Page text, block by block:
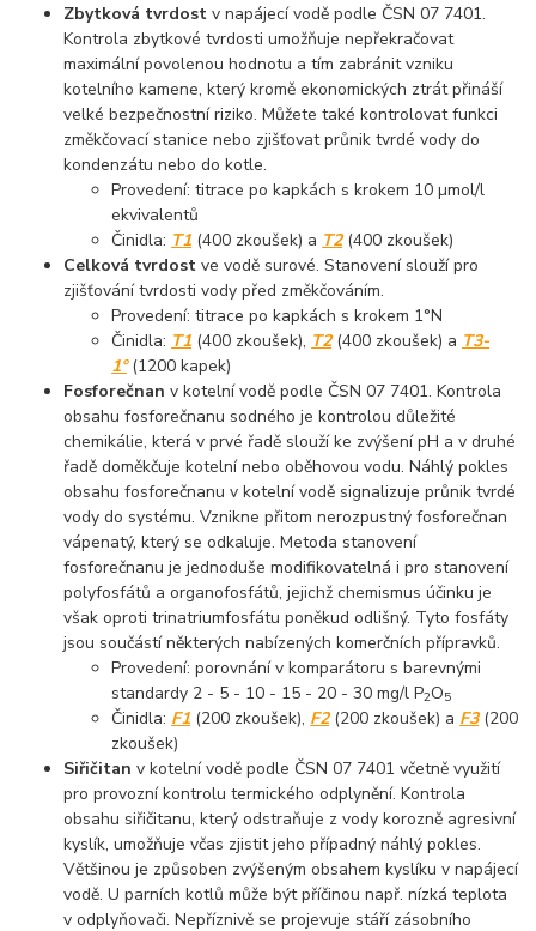
Zbytková tvrdost v napájecí vodě podle ČSN 07 7401.
Kontrola zbytkové tvrdosti umožňuje nepřekračovat
maximální povolenou hodnotu a tím zabránit vzniku
kotelního kamene, který kromě ekonomických ztrát přináší
velké bezpečnostní riziko. Můžete také kontrolovat funkci
změkčovací stanice nebo zjišťovat průnik tvrdé vody do
kondenzátu nebo do kotle.
Provedení: titrace po kapkách s krokem 10 µmol/l
ekvivalentů
Činidla: T1 (400 zkoušek) a T2(400 zkoušek)
Celková tvrdost ve vodě surové. Stanovení slouží pro
zjišťování tvrdosti vody před změkčováním.
Provedení: titrace po kapkách s krokem 1°N
Činidla: T1 (400 zkoušek), T2(400 zkoušek) a T3-
1°(1200 kapek)
Fosforečnan v kotelní vodě podle ČSN 07 7401. Kontrola
obsahu fosforečnanu sodného je kontrolou důležité
chemikálie, která v prvé řadě slouží ke zvýšení pH a v druhé
řadě doměkčuje kotelní nebo oběhovou vodu. Náhlý pokles
obsahu fosforečnanu v kotelní vodě signalizuje průnik tvrdé
vody do systému. Vznikne přitom nerozpustný fosforečnan
vápenatý, který se odkaluje. Metoda stanovení
fosforečnanu je jednoduše modifikovatelná i pro stanovení
polyfosfátů a organofosfátů, jejichž chemismus účinku je
však oproti trinatriumfosfátu poněkud odlišný. Tyto fosfáty
jsou součástí některých nabízených komerčních přípravků.
Provedení: porovnání v komparátoru s barevnými
standardy 2 - 5 - 10 - 15 - 20 - 30 mg/l P2O5
Činidla: F1 (200 zkoušek), F2(200 zkoušek) a F3(200
zkoušek)
Siřičitan v kotelní vodě podle ČSN 07 7401 včetně využití
pro provozní kontrolu termického odplynění. Kontrola
obsahu siřičitanu, který odstraňuje z vody korozně agresivní
kyslík, umožňuje včas zjistit jeho případný náhlý pokles.
Většinou je způsoben zvýšeným obsahem kyslíku v napájecí
vodě. U parních kotlů může být příčinou např. nízká teplota
v odplyňovači. Nepříznivě se projevuje stáří zásobního